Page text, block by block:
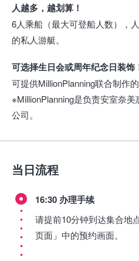
人越多，越划算！
6人乘船（最大可登船人数），
的私人游艇。
可选择生日会或周年纪念日装饰
可提供MillionPlanning联合制作的
※MillionPlanning是负责安室奈
公司。
当日流程
16:30 办理手续
请提前10分钟到达集合地
页面」中的预约画面。